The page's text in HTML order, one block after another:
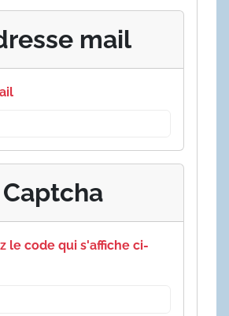
mail
Captcha
le code qui s'affiche ci-